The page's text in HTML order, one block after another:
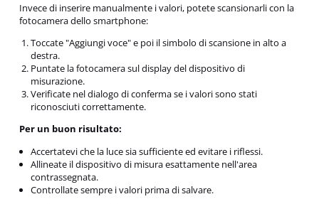
Invece di inserire manualmente i valori, potete scansionarli con la
fotocamera dello smartphone:
Toccate "Aggiungi voce" e poi il simbolo di scansione in alto a
destra.
Puntate la fotocamera sul display del dispositivo di
misurazione.
Verificate nel dialogo di conferma se i valori sono stati
riconosciuti correttamente.
Per un buon risultato:
Accertatevi che la luce sia sufficiente ed evitare i riflessi.
Allineate il dispositivo di misura esattamente nell'area
contrassegnata.
Controllate sempre i valori prima di salvare.